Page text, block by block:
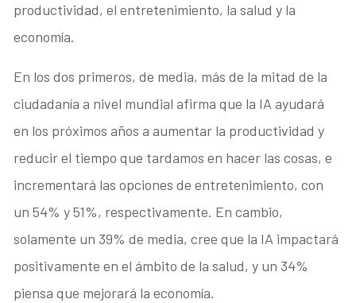
productividad, el entretenimiento, la salud y la
economía.
En los dos primeros, de media, más de la mitad de la
ciudadanía a nivel mundial afirma que la IA ayudará
en los próximos años a aumentar la productividad y
reducir el tiempo que tardamos en hacer las cosas, e
incrementará las opciones de entretenimiento, con
un 54% y 51%, respectivamente. En cambio,
solamente un 39% de media, cree que la IA impactará
positivamente en el ámbito de la salud, y un 34%
piensa que mejorará la economía.